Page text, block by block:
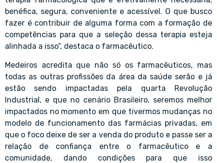
benéfica, segura, conveniente e acessível. O que busco
fazer é contribuir de alguma forma com a formação de
competências para que a seleção dessa terapia esteja
alinhada a isso”, destaca o farmacêutico.
Medeiros acredita que não só os farmacêuticos, mas
todas as outras profissões da área da saúde serão e já
estão sendo impactadas pela quarta Revolução
Industrial, e que no cenário Brasileiro, seremos melhor
impactados no momento em que tivermos mudanças no
modelo de funcionamento das farmácias privadas, em
que o foco deixe de ser a venda do produto e passe ser a
relação de confiança entre o farmacêutico e a
comunidade, dando condições para que isso